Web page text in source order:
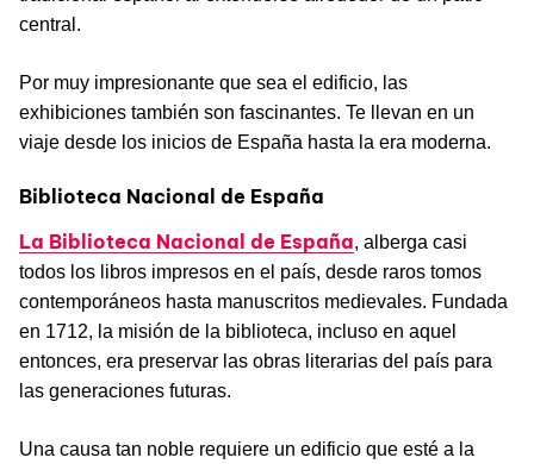
central.
Por muy impresionante que sea el edificio, las
exhibiciones también son fascinantes. Te llevan en un
viaje desde los inicios de España hasta la era moderna.
Biblioteca Nacional de España
La Biblioteca Nacional de España, alberga casi
todos los libros impresos en el país, desde raros tomos
contemporáneos hasta manuscritos medievales. Fundada
en 1712, la misión de la biblioteca, incluso en aquel
entonces, era preservar las obras literarias del país para
las generaciones futuras.
Una causa tan noble requiere un edificio que esté a la